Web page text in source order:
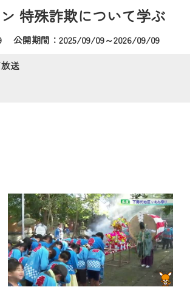
特殊詐欺について学ぶ
09公開期間：2025/09/09～2026/09/09
送
が、ご了承の程よろしくお願いいた